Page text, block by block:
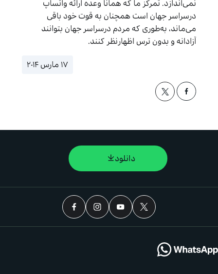
نمی‌اندازد. تمرکز ما که همانا وعده ارائه واتساپ
درسراسر جهان است همچنان به قوت خود باقی
می‌ماند، به‌طوری که مردم در‌سراسر جهان بتوانند
آزادانه و بدون ترس اظهارنظر کنند.
دانلود